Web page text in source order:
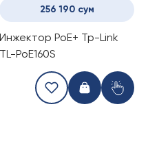
256 190 сум
Инжектор PoE+ Tp-Link
TL-PoE160S